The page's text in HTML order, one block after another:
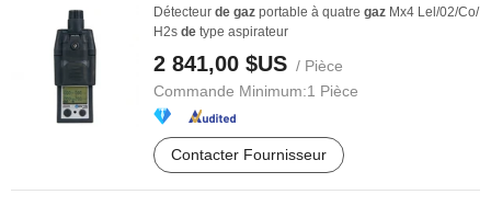
Détecteur de gaz portable à quatre gaz Mx4 Lel/02/Co/
H2s de type aspirateur
2 841,00 $US / Pièce
Commande Minimum:1 Pièce
Contacter Fournisseur